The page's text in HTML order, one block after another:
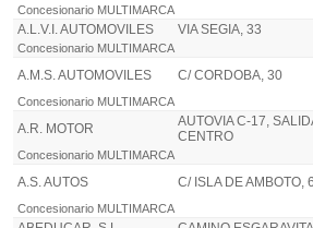
Concesionario MULTIMARCA
A.L.V.I. AUTOMOVILES VIA SEGIA, 33
Concesionario MULTIMARCA
A.M.S. AUTOMOVILES C/ CORDOBA, 30
Concesionario MULTIMARCA
A.R. MOTOR
AUTOVIA C-17,
CENTRO
Concesionario MULTIMARCA
A.S. AUTOS C/ ISLA DE AMBOTO,
Concesionario MULTIMARCA